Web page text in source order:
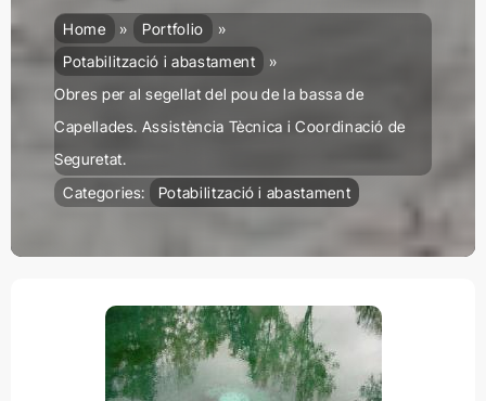
Home
Portfolio
Potabilització i abastament
Obres per al segellat del pou de la bassa de
Capellades. Assistència Tècnica i Coordinació de
Seguretat.
Categories:
Potabilització i abastament